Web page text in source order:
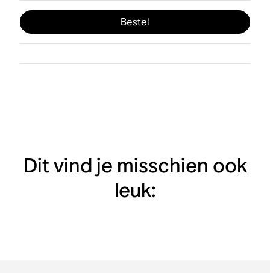
Bestel
Dit vind je misschien ook
leuk: